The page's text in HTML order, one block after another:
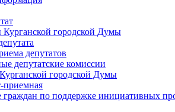
Курганской городской Думы
депутатов
депутатские комиссии
городской Думы
приемная
граждан по поддержке инициативных